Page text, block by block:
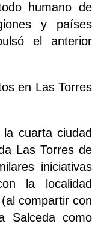
humano de
y países
el anterior
en Las Torres
cuarta ciudad
Las Torres de
iniciativas
la localidad
compartir con
Salceda como